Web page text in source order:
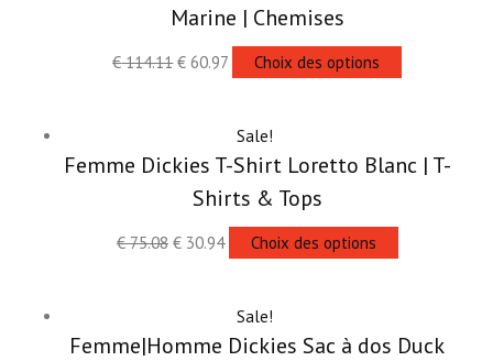
Marine | Chemises
€114.11 € 60.97 Choix des options
Sale!
Femme Dickies T-Shirt Loretto Blanc | T-
Shirts & Tops
€75.08 €30.94 Choix des options
Sale!
Femme|Homme Dickies Sac à dos Duck